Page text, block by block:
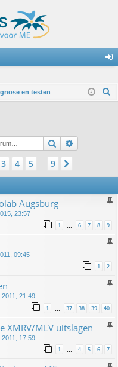
m
en testen
Zoek
van9
3 4 5 9
Augsburg
23:57
1 … 6 7 8 9
09:45
1 2
2011, 21:49
1 37 38 39 40
XMRV/MLV uitslagen
2011, 17:59
1 4 5 6 7